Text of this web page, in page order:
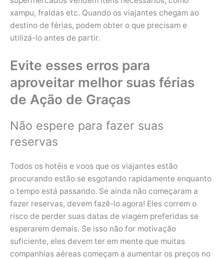
xampu, fraldas etc. Quando os viajantes chegam ao
destino de férias, podem obter o que precisam e
utilizá-lo antes de partir.
Evite esses erros para
aproveitar melhor suas férias
de Ação de Graças
Não espere para fazer suas
reservas
Todos os hotéis e voos que os viajantes estão
procurando estão se esgotando rapidamente enquanto
o tempo está passando. Se ainda não começaram a
fazer reservas, devem fazê-lo agora! Eles correm o
risco de perder suas datas de viagem preferidas se
esperarem demais. Se isso não for motivação
suficiente, eles devem ter em mente que muitas
companhias aéreas começam a aumentar os preços no